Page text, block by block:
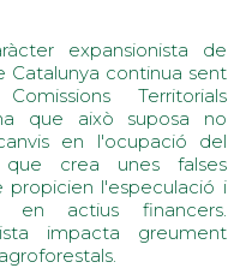
expansionista de
Catalunya continua sent
Territorials
que això suposa no
en l'ocupació del
crea unes falses
l'especulació i
en actius financers.
impacta greument